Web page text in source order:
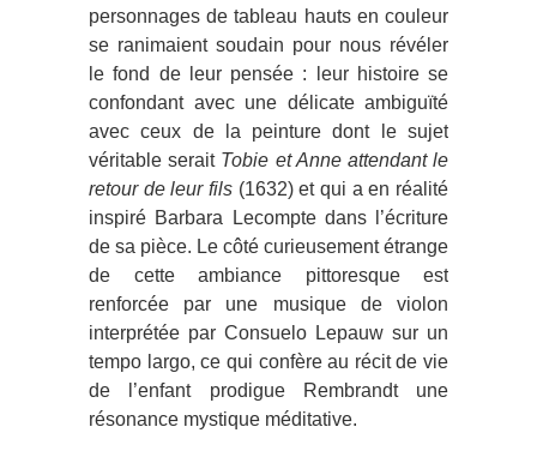
personnages de tableau hauts en couleur
se ranimaient soudain pour nous révéler
le fond de leur pensée : leur histoire se
confondant avec une délicate ambiguïté
avec ceux de la peinture dont le sujet
véritable serait Tobie et Anne attendant le
retour de leur fils (1632) et qui a en réalité
inspiré Barbara Lecompte dans l’écriture
de sa pièce. Le côté curieusement étrange
de cette ambiance pittoresque est
renforcée par une musique de violon
interprétée par Consuelo Lepauw sur un
tempo largo, ce qui confère au récit de vie
de l’enfant prodigue Rembrandt une
résonance mystique méditative.